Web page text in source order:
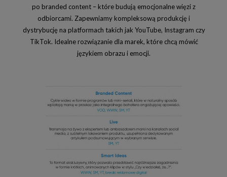
po branded content – które budują emocjonalne więzi z
odbiorcami. Zapewniamy kompleksową produkcję i
dystrybucję na platformach takich jak YouTube, Instagram czy
TikTok. Idealne rozwiązanie dla marek, które chcą mówić
językiem obrazu i emocji.